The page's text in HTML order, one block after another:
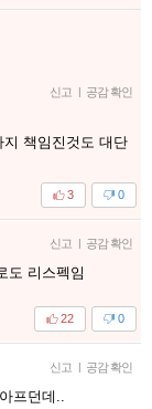
신고 | 공감 확인
책임진것도 대단
0
3
신고 | 공감 확인
도 리스펙임
0
22
신고 | 공감 확인
프던데..